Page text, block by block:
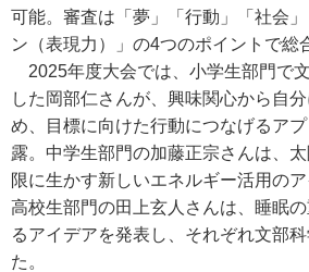
可能。審査は「夢」「行動」「社会
ン（表現力）」の4つのポイントで総
2025年度大会では、小学生部門で
した岡部仁さんが、興味関心から自
め、目標に向けた行動につなげるア
露。中学生部門の加藤正宗さんは、
限に生かす新しいエネルギー活用のア
高校生部門の田上玄人さんは、睡眠
るアイデアを発表し、それぞれ文部
た。